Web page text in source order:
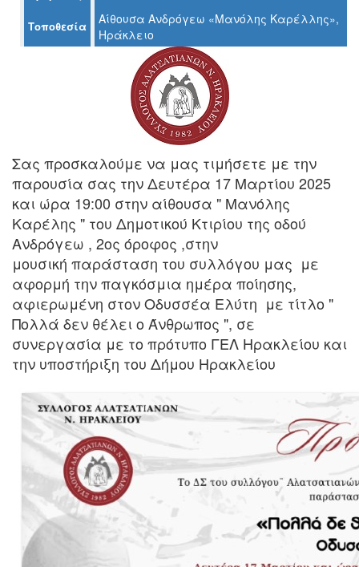
ΠΟΛΙΤΙΣΜΟΣ
ΑΝΘΕΚΤΙΚΗ
ΠΟΛΗ
Τοποθεσία
Αίθουσα Ανδρόγεω «Μανόλης Καρέλλης»,
Ηράκλειο
Σας προσκαλούμε να μας τιμήσετε με την
παρουσία σας την Δευτέρα 17 Μαρτίου 2025
και ώρα 19:00 στην αίθουσα " Μανόλης
Καρέλης " του Δημοτικού Κτιρίου της οδού
Ανδρόγεω , 2ος όροφος ,στην
μουσική παράσταση του συλλόγου μας με
αφορμή την παγκόσμια ημέρα ποίησης,
αφιερωμένη στον Οδυσσέα Ελύτη με τίτλο "
Πολλά δεν θέλει ο Άνθρωπος ", σε
συνεργασία με το πρότυπο ΓΕΛ Ηρακλείου και
την υποστήριξη του Δήμου Ηρακλείου